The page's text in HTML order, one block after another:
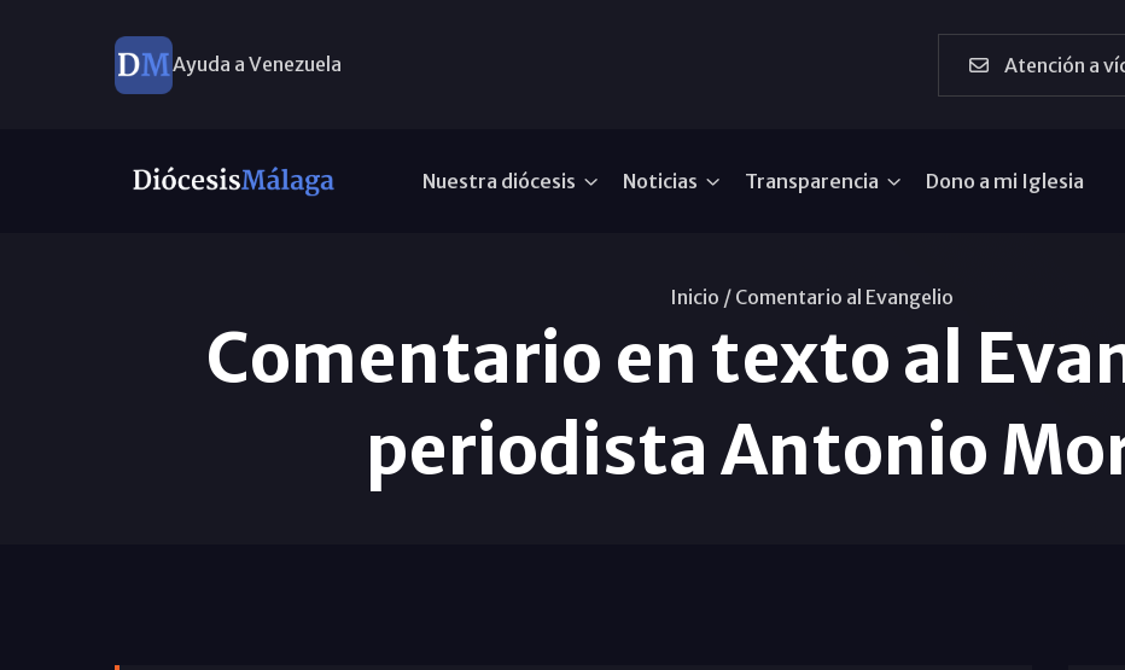
Ayuda a Venezuela Atención a
Nuestra diócesis Noticias Transparencia Dono a mi Iglesia
Inicio / Comentario al Evangelio
Comentario en texto al
periodista Antonio